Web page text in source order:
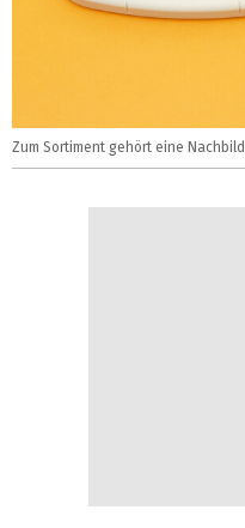
Zum Sortiment gehört eine